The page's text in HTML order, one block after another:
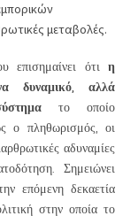
μεταβολές.
ότι η
δυναμικό, αλλά
το οποίο
ο πληθωρισμός, οι
αδυναμίες
Σημειώνει
επόμενη δεκαετία
στην οποία το